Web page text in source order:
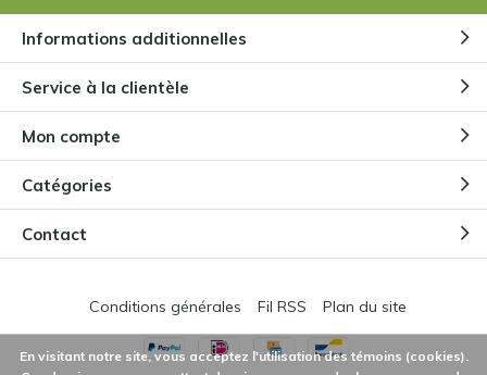
Informations additionnelles
Service à la clientèle
Mon compte
Catégories
Contact
Conditions générales Fil RSS Plan du site
En visitant notre site, vous acceptez l'utilisation des témoins (cookies).